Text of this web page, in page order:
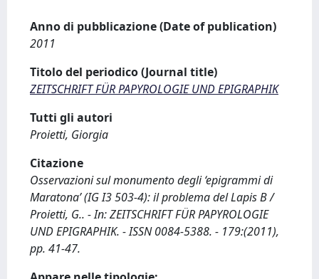
Anno di pubblicazione (Date of publication)
2011
Titolo del periodico (Journal title)
ZEITSCHRIFT FÜR PAPYROLOGIE UND EPIGRAPHIK
Tutti gli autori
Proietti, Giorgia
Citazione
Osservazioni sul monumento degli ‘epigrammi di
Maratona’ (IG I3 503-4): il problema del Lapis B /
Proietti, G.. - In: ZEITSCHRIFT FÜR PAPYROLOGIE
UND EPIGRAPHIK. - ISSN 0084-5388. - 179:(2011),
pp. 41-47.